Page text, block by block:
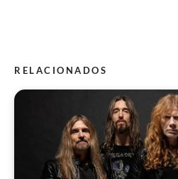
RELACIONADOS